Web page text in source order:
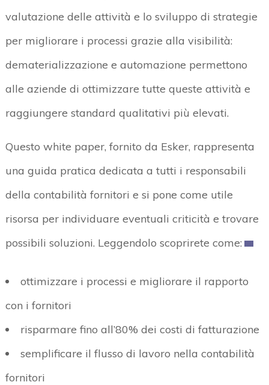
valutazione delle attività e lo sviluppo di strategie
per migliorare i processi grazie alla visibilità:
dematerializzazione e automazione permettono
alle aziende di ottimizzare tutte queste attività e
raggiungere standard qualitativi più elevati.
Questo white paper, fornito da Esker, rappresenta
una guida pratica dedicata a tutti i responsabili
della contabilità fornitori e si pone come utile
risorsa per individuare eventuali criticità e trovare
possibili soluzioni. Leggendolo scoprirete come:
ottimizzare i processi e migliorare il rapporto
con i fornitori
risparmare fino all’80% dei costi di fatturazione
semplificare il flusso di lavoro nella contabilità
fornitori